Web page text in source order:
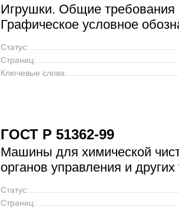
Игрушки. Общие требования
Графическое условное
Статус:
Страниц:
Ключевые слова:
ГОСТ Р 51362-99
Машины для химической
органов управления и других
Статус:
Страниц: